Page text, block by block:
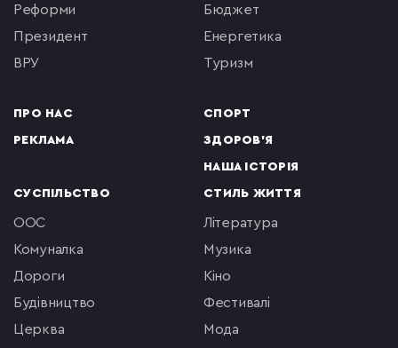
реформи
президент
ВРУ
ПРО НАС
РЕКЛАМА
бюджет
енергетика
туризм
СПОРТ
ЗДОРОВ'Я
НАША ІСТОРІЯ
СУСПІЛЬСТВО
ООС
комуналка
Дороги
будівництво
церква
СТИЛЬ ЖИТТЯ
література
музика
кіно
фестивалі
мода